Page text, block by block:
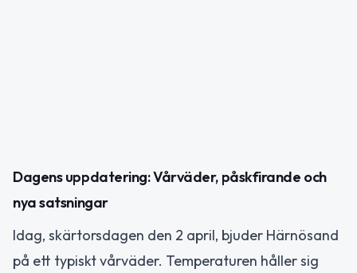
Dagens uppdatering: Vårväder, påskfirande och
nya satsningar
Idag, skärtorsdagen den 2 april, bjuder Härnösand
på ett typiskt vårväder. Temperaturen håller sig